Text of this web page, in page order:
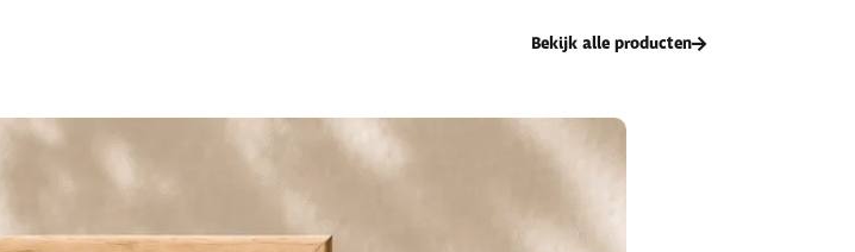
Bekijk alle producten